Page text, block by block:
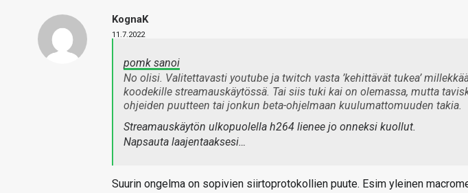
KognaK
11.7.2022
pomk sanoi
No olisi. Valitettavasti youtube ja twitch vasta ’kehittävät tukea’
koodekille streamauskäytössä. Tai siis tuki kai on olemassa, mutta
ohjeiden puutteen tai jonkun beta-ohjelmaan kuulumattomuuden takia.
Streamauskäytön ulkopuolella h264 lienee jo onneksi kuollut.
Napsauta laajentaaksesi…
Suurin ongelma on sopivien siirtoprotokollien puute. Esim yleinen